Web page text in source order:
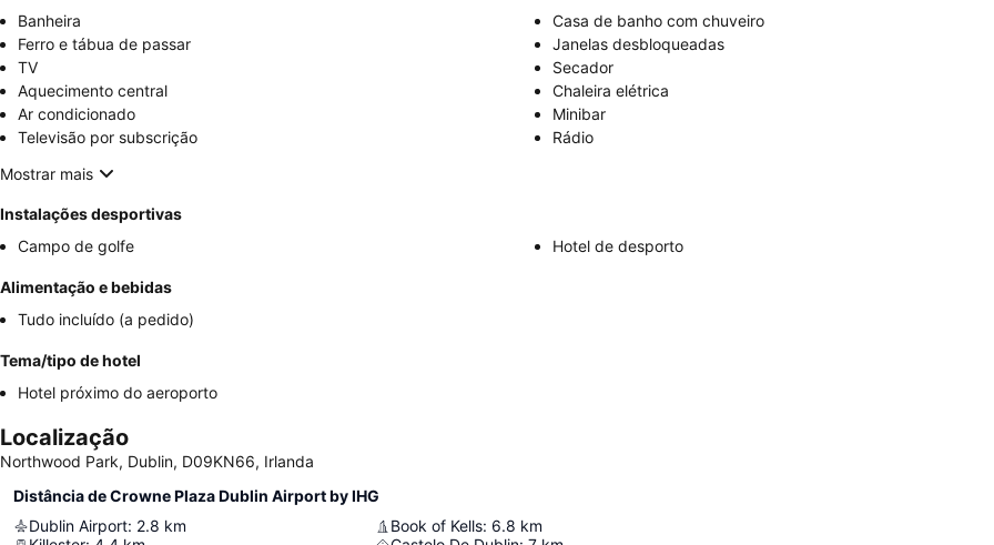
Banheira
Casa de banho com chuveiro
Ferro e tábua de passar
Janelas desbloqueadas
TV
Secador
Aquecimento central
Chaleira elétrica
Ar condicionado
Minibar
Televisão por subscrição
Rádio
Mostrar mais
Instalações desportivas
Campo de golfe
Hotel de desporto
Alimentação e bebidas
Tudo incluído (a pedido)
Tema/tipo de hotel
Hotel próximo do aeroporto
Localização
Northwood Park, Dublin, D09KN66, Irlanda
Distância de Crowne Plaza Dublin Airport by IHG
Dublin Airport: 2.8 km
Book of Kells: 6.8 km